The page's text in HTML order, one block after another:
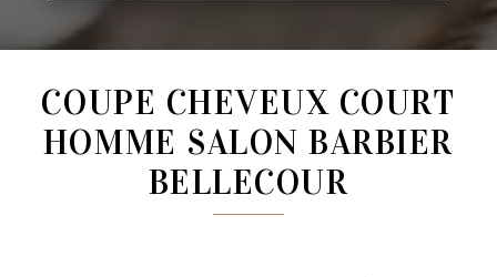
COUPE CHEVEUX COURT
HOMME SALON BARBIER
BELLECOUR